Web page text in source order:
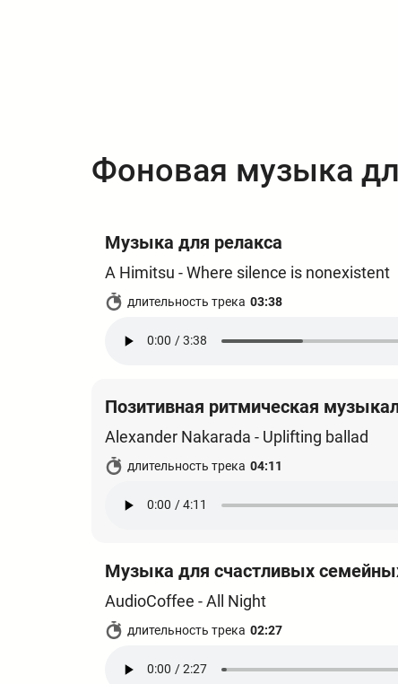
Фоновая музыка
Музыка для релакса
A Himitsu - Where silence is nonexistent
длительность трека 03:38
Позитивная ритмическая
Alexander Nakarada - Uplifting ballad
длительность трека 04:11
Музыка для счастливых
AudioCoffee - All Night
длительность трека 02:27